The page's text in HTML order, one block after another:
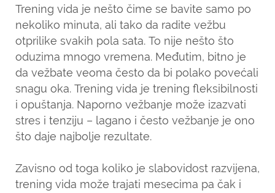
Trening vida je nešto čime se bavite samo po
nekoliko minuta, ali tako da radite vežbu
otprilike svakih pola sata. To nije nešto što
oduzima mnogo vremena. Međutim, bitno je
da vežbate veoma često da bi polako povećali
snagu oka. Trening vida je trening fleksibilnosti
i opuštanja. Naporno vežbanje može izazvati
stres i tenziju – lagano i često vežbanje je ono
što daje najbolje rezultate.
Zavisno od toga koliko je slabovidost razvijena,
trening vida može trajati mesecima pa čak i